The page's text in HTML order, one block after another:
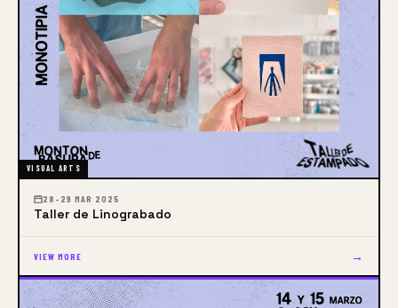
VISUAL ARTS
28–29 MAR 2025
Taller de Linograbado
VIEW MORE →